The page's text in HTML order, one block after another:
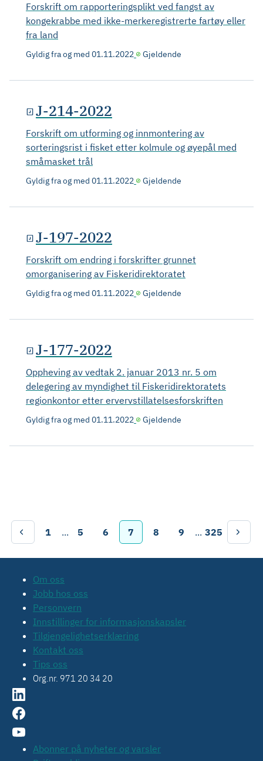
Forskrift om rapporteringsplikt ved fangst av
kongekrabbe med ikke-merkeregistrerte fartøy eller
fra land
Gyldig fra og med 01.11.2022 Gjeldende
J-214-2022
Forskrift om utforming og innmontering av
sorteringsrist i fisket etter kolmule og øyepål med
småmasket trål
Gyldig fra og med 01.11.2022 Gjeldende
J-197-2022
Forskrift om endring i forskrifter grunnet
omorganisering av Fiskeridirektoratet
Gyldig fra og med 01.11.2022 Gjeldende
J-177-2022
Oppheving av vedtak 2. januar 2013 nr. 5 om
delegering av myndighet til Fiskeridirektoratets
regionkontor etter ervervstillatelsesforskriften
Gyldig fra og med 01.11.2022 Gjeldende
1 ... 5 6 7 8 9 ... 325
Om oss
Jobb hos oss
Personvern
Innstillinger for informasjonskapsler
Tilgjengelighetserklæring
Kontakt oss
Tips oss
Org.nr. 971 20 34 20
Abonner på nyheter og varsler